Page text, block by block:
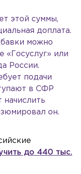
этой суммы,
доплата.
можно
«Госуслуг» или
России.
подачи
в СФР
начислить
он.
до 440 тыс.